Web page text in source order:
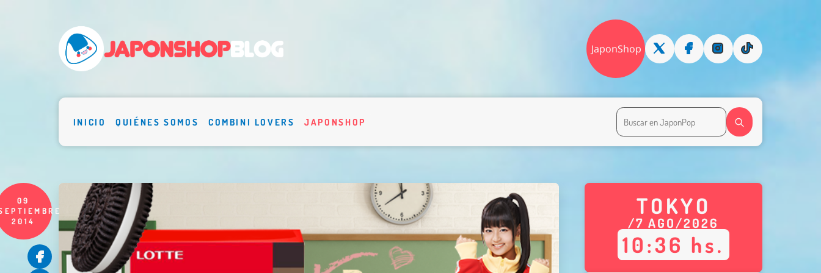
JaponShop
INICIO QUIÉNES SOMOS COMBINI LOVERS JAPONSHOP
09
2014
TOKYO
/7 AGO/2026
10:36 hs.